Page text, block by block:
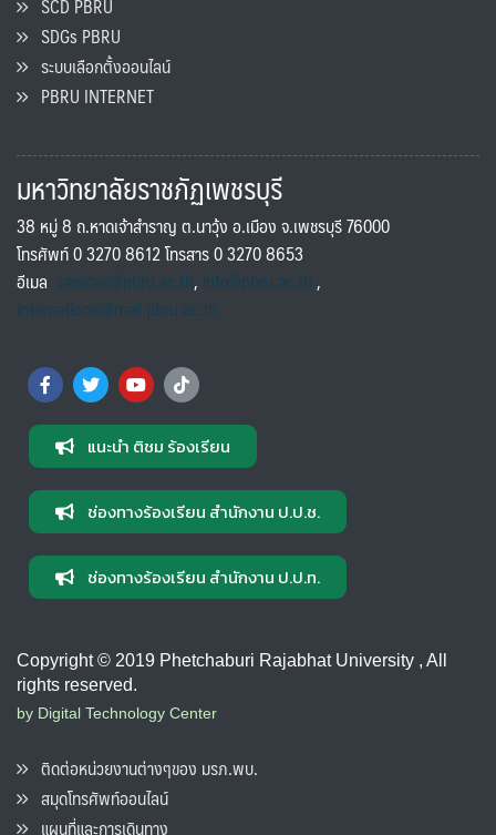
SCD PBRU
SDGs PBRU
ระบบเลือกตั้งออนไลน์
PBRU INTERNET
มหาวิทยาลัยราชภัฏเพชรบุรี
38 หมู่ 8 ถ.หาดเจ้าสำราญ ต.นาวุ้ง อ.เมือง จ.เพชรบุรี 76000
โทรศัพท์ 0 3270 8612 โทรสาร 0 3270 8653
อีเมล saraban@pbru.ac.th, info@pbru.ac.th,
international@mail.pbru.ac.th
แนะนำ ติชม ร้องเรียน
ช่องทางร้องเรียน สำนักงาน ป.ป.ช.
ช่องทางร้องเรียน สำนักงาน ป.ป.ท.
Copyright © 2019 Phetchaburi Rajabhat University , All
rights reserved.
by Digital Technology Center
ติดต่อหน่วยงานต่างๆของ มรภ.พบ.
สมุดโทรศัพท์ออนไลน์
แผนที่และการเดินทาง